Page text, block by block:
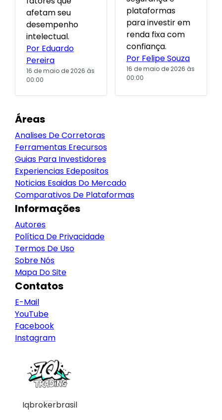
afetam seu
desempenho
intelectual.
Por Eduardo
Pereira
16 de maio de 2026 às
00:00
plataformas
para investir em
renda fixa com
confiança.
Por Felipe Souza
16 de maio de 2026 às
00:00
Áreas
Analises De Corretoras
Ferramentas Erecursos
Guias Para Investidores
Experiencias Edepositos
Noticias Esaidas Do Mercado
Comparativos De Plataformas
Informações
Autores
Política De Privacidade
Termos De Uso
Sobre Nós
Mapa Do Site
Contatos
E-Mail
YouTube
Facebook
Instagram
Iqbrokerbrasil